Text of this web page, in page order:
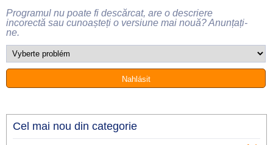
Programul nu poate fi descărcat, are o descriere
incorectă sau cunoașteți o versiune mai nouă? Anunțați-
ne.
Cel mai nou din categorie